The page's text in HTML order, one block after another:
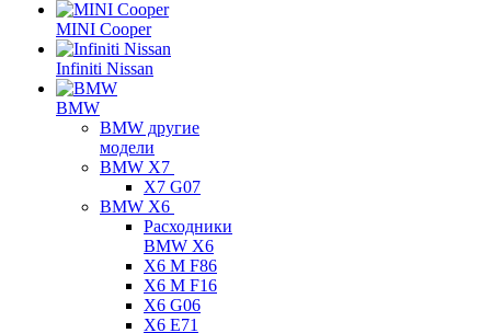
MINI Cooper
Infiniti Nissan
BMW
BMW другие
модели
BMW X7
X7 G07
BMW X6
Расходники
BMW X6
X6 M F86
X6 M F16
X6 G06
X6 E71